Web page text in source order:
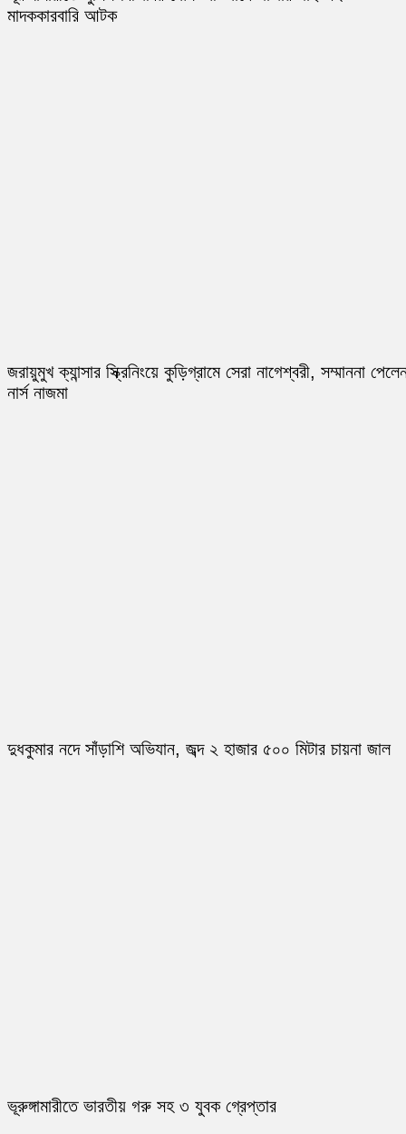
মাদককারবারি আটক
জরায়ুমুখ ক্যান্সার স্ক্রিনিংয়ে কুড়িগ্রামে সেরা নাগেশ্বরী, সম্মাননা
নার্স নাজমা
দুধকুমার নদে সাঁড়াশি অভিযান, জব্দ ২ হাজার ৫০০ মিটার চায়না জাল
ভূরুঙ্গামারীতে ভারতীয় গরু সহ ৩ যুবক গ্রেপ্তার